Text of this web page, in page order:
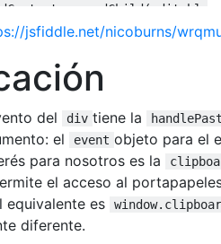
appendChild(
wait for browser to paste
(editableDiv
(elem,
has been processes by
childNodes childNodes
jsfiddle.net/nicoburns/
del div tiene la
el event objeto para el
para nosotros es la
el acceso al
equivalente es
diferente.